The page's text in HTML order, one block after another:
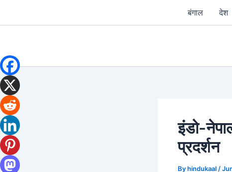
बंगाल देश
इंडो-
प्रदर्शन
Byhindukaal /